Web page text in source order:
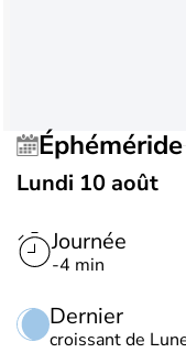
Éphéméride
Lundi 10 août
Journée
-4 min
Dernier
croissant de